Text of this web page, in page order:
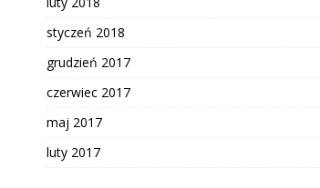
styczeń 2018
grudzień 2017
czerwiec 2017
maj 2017
luty 2017